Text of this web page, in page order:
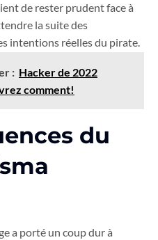
de rester prudent face à
la suite des
intentions réelles du pirate.
: Hacker de 2022
comment!
du
a porté un coup dur à